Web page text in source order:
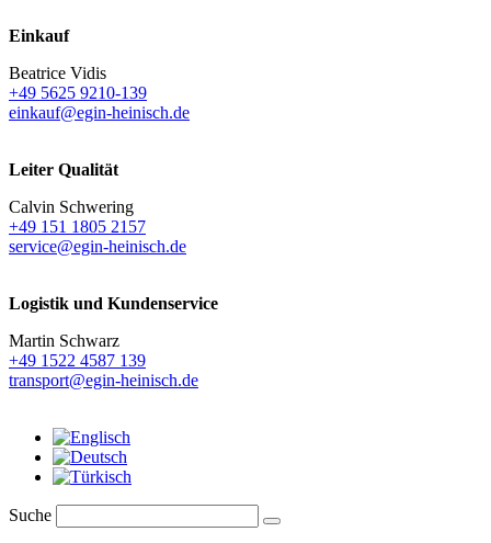
Einkauf
Beatrice Vidis
+49 5625 9210-139
einkauf@egin-heinisch.de
Leiter Qualität
Calvin Schwering
+49 151 1805 2157
service@egin-heinisch.de
Logistik und Kundenservice
Martin Schwarz
+49 1522 4587 139
transport@egin-heinisch.de
Suche